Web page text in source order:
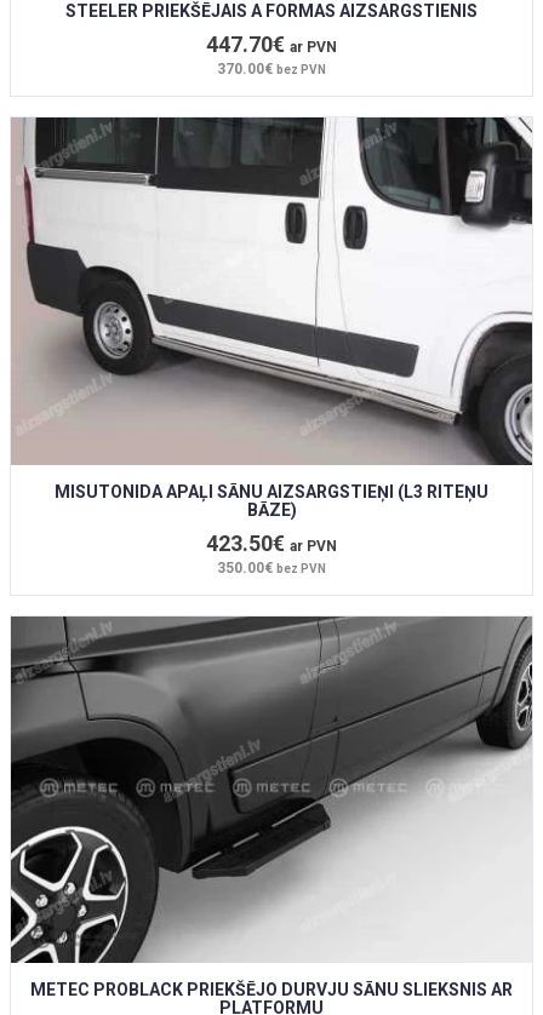
STEELER PRIEKŠĒJAIS A FORMAS AIZSARGSTIENIS
447.70€ ar PVN
370.00€ bez PVN
MISUTONIDA APAĻI SĀNU AIZSARGSTIEŅI (L3 RITEŅU
BĀZE)
423.50€ ar PVN
350.00€ bez PVN
METEC PROBLACK PRIEKŠĒJO DURVJU SĀNU SLIEKSNIS AR
PLATFORMU